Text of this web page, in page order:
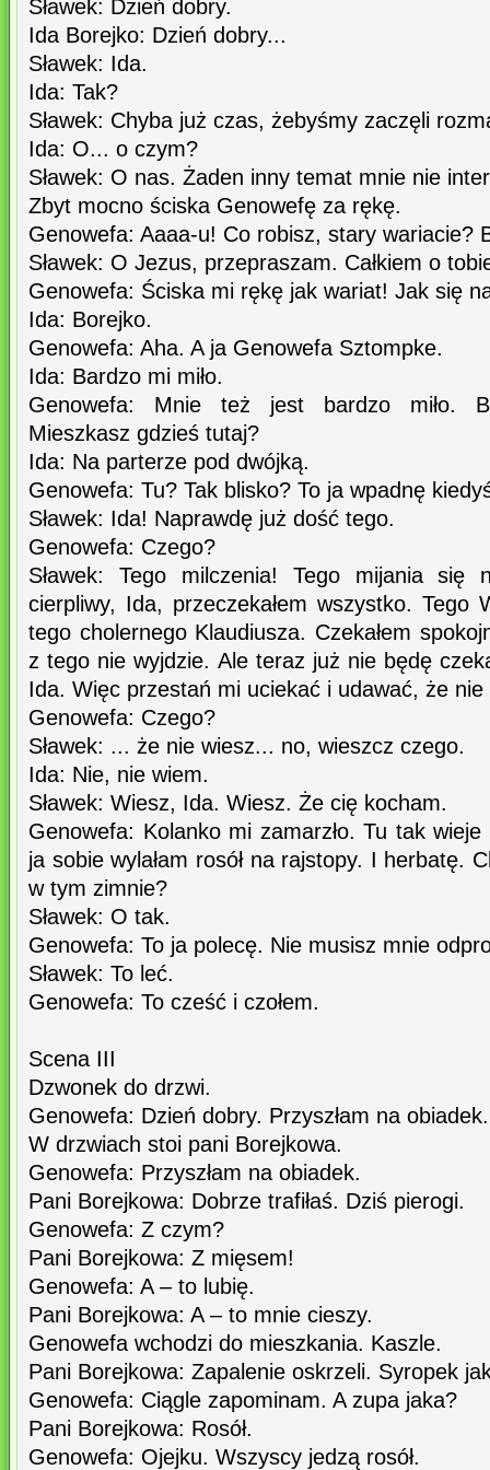
Sławek: Dzień dobry.
Ida Borejko: Dzień dobry...
Sławek: Ida.
Ida: Tak?
Sławek: Chyba już czas, żebyśmy zaczęli
Ida: O... o czym?
Sławek: O nas. Żaden inny temat mnie nie
Zbyt mocno ściska Genowefę za rękę.
Genowefa: Aaaa-u! Co robisz, stary wariacie?
Sławek: O Jezus, przepraszam. Całkiem o
Genowefa: Ściska mi rękę jak wariat! Jak się
Ida: Borejko.
Genowefa: Aha. A ja Genowefa Sztompke.
Ida: Bardzo mi miło.
Genowefa: Mnie też jest bardzo miło.
Mieszkasz gdzieś tutaj?
Ida: Na parterze pod dwójką.
Genowefa: Tu? Tak blisko? To ja wpadnę
Sławek: Ida! Naprawdę już dość tego.
Genowefa: Czego?
Sławek: Tego milczenia! Tego mijania się
cierpliwy, Ida, przeczekałem wszystko.
tego cholernego Klaudiusza. Czekałem
z tego nie wyjdzie. Ale teraz już nie będę
Ida. Więc przestań mi uciekać i udawać, że nie
Genowefa: Czego?
Sławek: ... że nie wiesz... no, wieszcz czego.
Ida: Nie, nie wiem.
Sławek: Wiesz, Ida. Wiesz. Że cię kocham.
Genowefa: Kolanko mi zamarzło. Tu tak
ja sobie wylałam rosół na rajstopy. I herbatę.
w tym zimnie?
Sławek: O tak.
Genowefa: To ja polecę. Nie musisz mnie
Sławek: To leć.
Genowefa: To cześć i czołem.
Scena III
Dzwonek do drzwi.
Genowefa: Dzień dobry. Przyszłam na obiadek.
W drzwiach stoi pani Borejkowa.
Genowefa: Przyszłam na obiadek.
Pani Borejkowa: Dobrze trafiłaś. Dziś pierogi.
Genowefa: Z czym?
Pani Borejkowa: Z mięsem!
Genowefa: A – to lubię.
Pani Borejkowa: A – to mnie cieszy.
Genowefa wchodzi do mieszkania. Kaszle.
Pani Borejkowa: Zapalenie oskrzeli. Syropek
Genowefa: Ciągle zapominam. A zupa jaka?
Pani Borejkowa: Rosół.
Genowefa: Ojejku. Wszyscy jedzą rosół.